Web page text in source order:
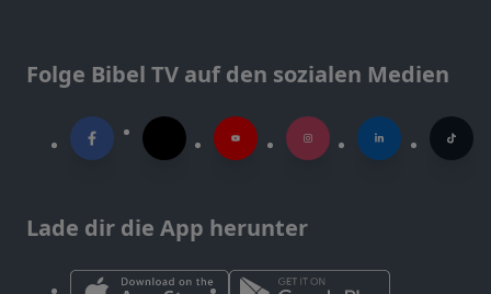
Folge Bibel TV auf den sozialen Medien
Lade dir die App herunter